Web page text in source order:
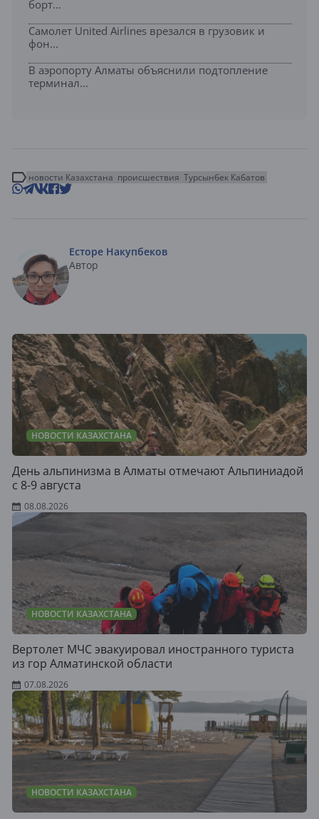
борт...
Самолет United Airlines врезался в грузовик и
фон...
В аэропорту Алматы объяснили подтопление
терминал...
новости Казахстана происшествия Турсынбек Кабатов
Есторе Накупбеков
Автор
НОВОСТИ КАЗАХСТАНА
День альпинизма в Алматы отмечают Альпиниадой
с 8-9 августа
08.08.2026
НОВОСТИ КАЗАХСТАНА
Вертолет МЧС эвакуировал иностранного туриста
из гор Алматинской области
07.08.2026
НОВОСТИ КАЗАХСТАНА